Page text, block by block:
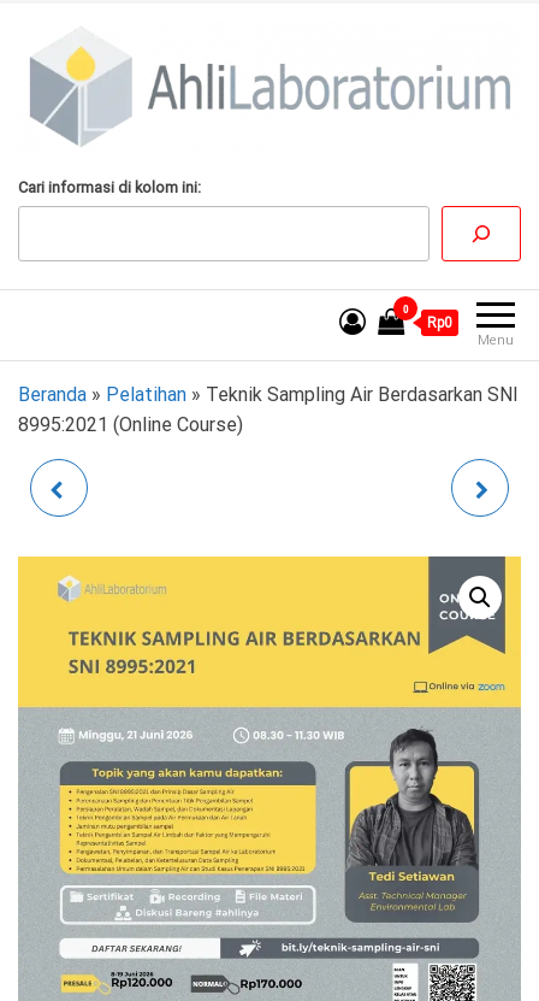
konten
AhliLaboratorium
AhliLaboratorium
Cari informasi di kolom ini:
Menu
0
Rp0
Beranda » Pelatihan » Teknik Sampling Air Berdasarkan SNI
8995:2021 (Online Course)
(ONLINE COURSE)
ISO/IEC 17025:2017
(ONLINE TRAINING)